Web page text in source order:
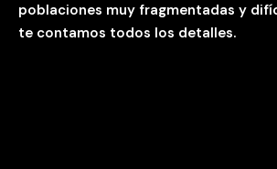
poblaciones muy fragmentadas y
te contamos todos los detalles.